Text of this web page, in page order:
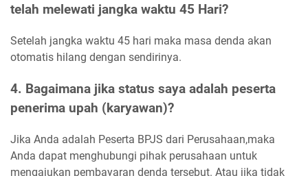
telah melewati jangka waktu 45 Hari?
Setelah jangka waktu 45 hari maka masa denda akan
otomatis hilang dengan sendirinya.
4. Bagaimana jika status saya adalah peserta
penerima upah (karyawan)?
Jika Anda adalah Peserta BPJS dari Perusahaan,maka
Anda dapat menghubungi pihak perusahaan untuk
mengajukan pembayaran denda tersebut. Atau jika tidak